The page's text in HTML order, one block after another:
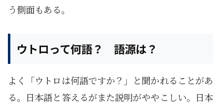
う側面もある。
ウトロって何語？ 語源は？
よく「ウトロは何語ですか？」と聞かれることがあ
る。日本語と答えるがまた説明がややこしい。日本